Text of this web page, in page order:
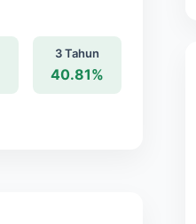
3 Tahun
40.81%